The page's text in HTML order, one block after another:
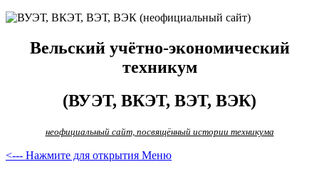
Вельский учётно-экономический
техникум
(ВУЭТ, ВКЭТ, ВЭТ, ВЭК)
неофициальный сайт, посвящённый истории техникума
<--- Нажмите для открытия Меню